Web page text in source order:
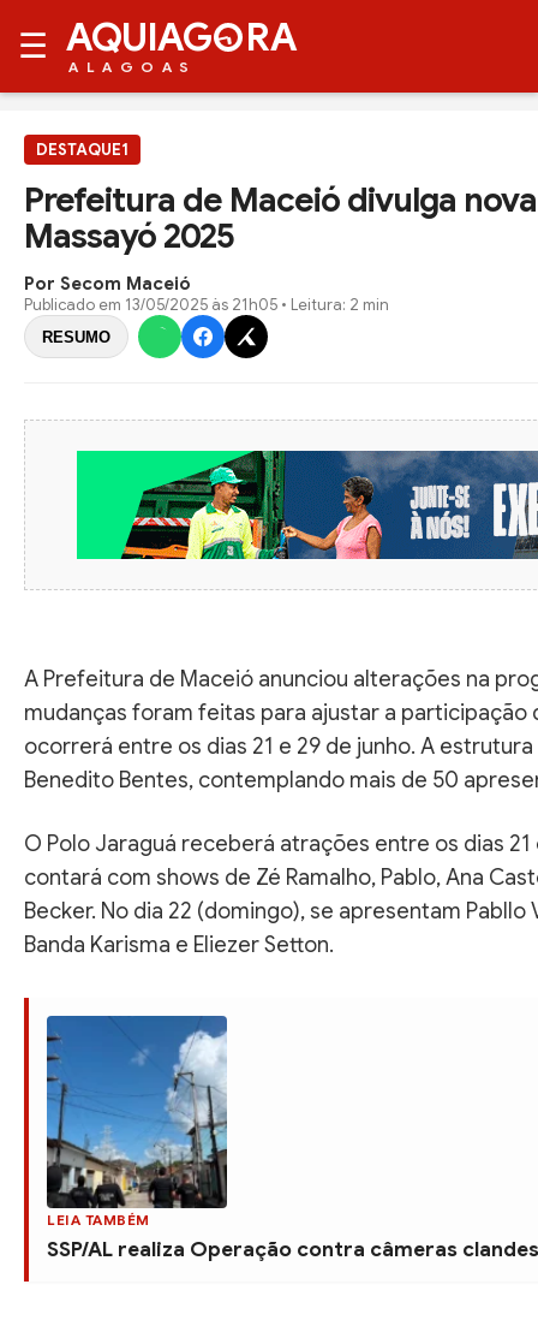
☰ AQUIAG RA
ALAGOAS
DESTAQUE1
Prefeitura de Maceió divulga
Massayó 2025
Por Secom Maceió
Publicado em 13/05/2025 às 21h05 • Leitura: 2 min
RESUMO
A Prefeitura de Maceió anunciou alterações na
mudanças foram feitas para ajustar a
ocorrerá entre os dias 21 e 29 de junho. A
Benedito Bentes, contemplando mais de 50
O Polo Jaraguá receberá atrações entre os dias
contará com shows de Zé Ramalho, Pablo, Ana
Becker. No dia 22 (domingo), se apresentam
Banda Karisma e Eliezer Setton.
LEIA TAMBÉM
SSP/AL realiza Operação contra câmeras